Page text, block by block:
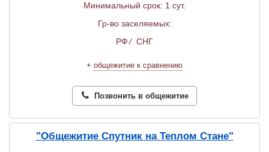
Минимальный срок: 1 сут.
Гр-во заселяемых:
РФ/ СНГ
+ общежитие к сравнению
Позвонить в общежитие
"Общежитие Спутник на Теплом Стане"